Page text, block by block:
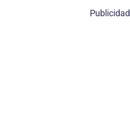
Publicidad